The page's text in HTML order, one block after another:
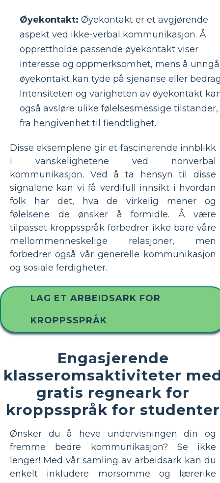
Øyekontakt: Øyekontakt er et avgjørende
aspekt ved ikke-verbal kommunikasjon. Å
opprettholde passende øyekontakt viser
interesse og oppmerksomhet, mens å unngå
øyekontakt kan tyde på sjenanse eller
Intensiteten og varigheten av øyekontakt
også avsløre ulike følelsesmessige tilstander,
fra hengivenhet til fiendtlighet.
Disse eksemplene gir et fascinerende innblikk
i vanskelighetene ved nonverbal
kommunikasjon. Ved å ta hensyn til disse
signalene kan vi få verdifull innsikt i hvordan
folk har det, hva de virkelig mener og
følelsene de ønsker å formidle. Å være
tilpasset kroppsspråk forbedrer ikke bare våre
mellommenneskelige relasjoner, men
forbedrer også vår generelle kommunikasjon
og sosiale ferdigheter.
LAG ET ARBEIDSARK FOR
KROPPSSPRÅK
Engasjerende
klasseromsaktiviteter
gratis regneark for
kroppsspråk for studenter
Ønsker du å heve undervisningen din og
fremme bedre kommunikasjon? Se ikke
lenger! Med vår samling av arbeidsark kan du
enkelt inkludere morsomme og lærerike